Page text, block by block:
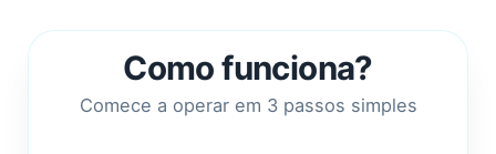
Como funciona?
Comece a operar em 3 passos simples